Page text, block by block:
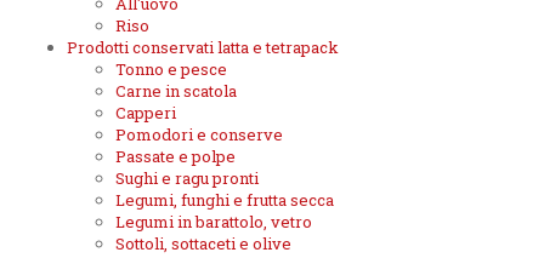
Riso
Prodotti conservati latta e tetrapack
Tonno e pesce
Carne in scatola
Capperi
Pomodori e conserve
Passate e polpe
Sughi e ragu pronti
Legumi, funghi e frutta secca
Legumi in barattolo, vetro
Sottoli, sottaceti e olive